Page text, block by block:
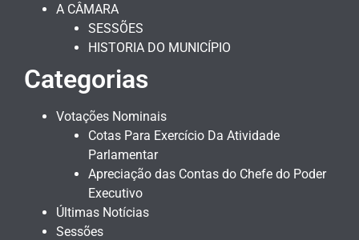
A CÂMARA
SESSÕES
HISTORIA DO MUNICÍPIO
Categorias
Votações Nominais
Cotas Para Exercício Da Atividade
Parlamentar
Apreciação das Contas do Chefe do Poder
Executivo
Últimas Notícias
Sessões